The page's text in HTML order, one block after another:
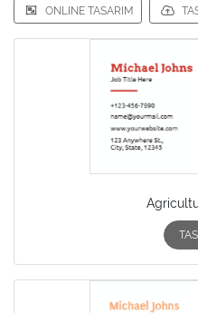
ONLINE TASARIM